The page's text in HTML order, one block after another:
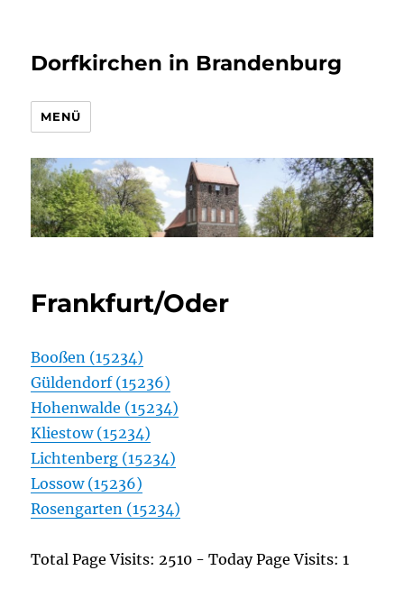
Dorfkirchen in Brandenburg
MENÜ
Frankfurt/Oder
Booßen (15234)
Güldendorf (15236)
Hohenwalde (15234)
Kliestow (15234)
Lichtenberg (15234)
Lossow (15236)
Rosengarten (15234)
Total Page Visits: 2510 - Today Page Visits: 1